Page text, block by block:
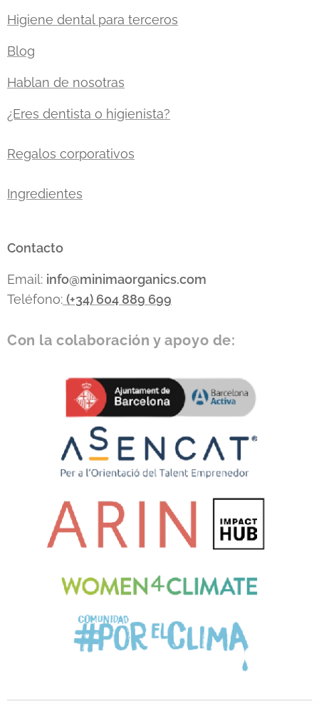
Higiene dental para terceros
Blog
Hablan de nosotras
¿Eres dentista o higienista?
Regalos corporativos
Ingredientes
Contacto
Email: info@minimaorganics.com
Teléfono: (+34) 604 889 699
Con la colaboración y apoyo de: